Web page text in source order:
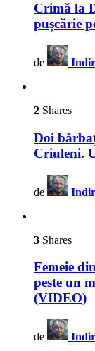
Crimă la
pușcărie
de
2 Shares
Doi
Criuleni.
de
3 Shares
Femeie
peste un
(VIDEO)
de